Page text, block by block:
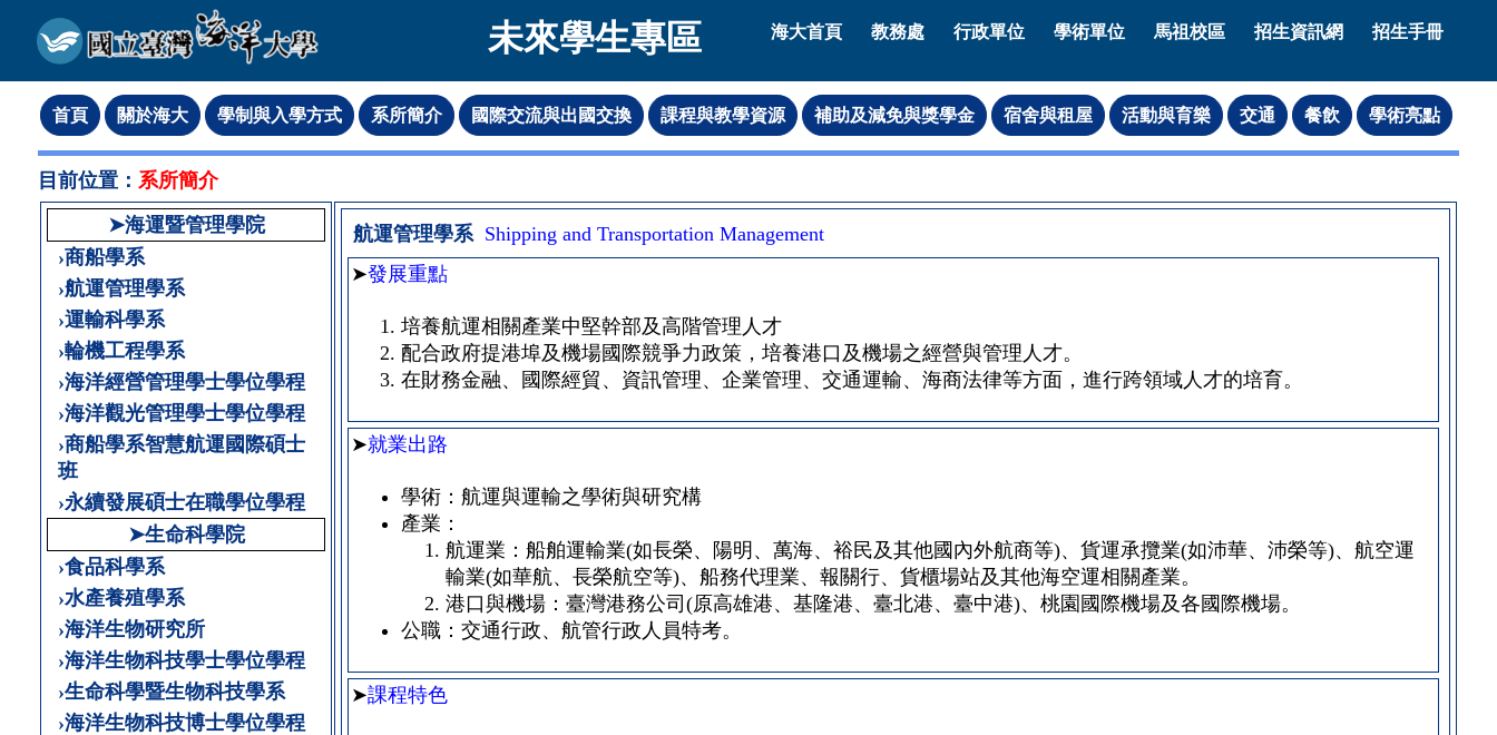
未來學生專區 海大首頁 教務處 行政單位 學術單位 馬祖校區 招生資訊網 招生手冊
目前位置： 系所簡介
➤海運暨管理學院
›商船學系
›航運管理學系
›運輸科學系
›輪機工程學系
›海洋經營管理學士學位學程
›海洋觀光管理學士學位學程
›商船學系智慧航運國際碩士
班
›永續發展碩士在職學位學程
➤生命科學院
›食品科學系
›水產養殖學系
›海洋生物研究所
›海洋生物科技學士學位學程
›生命科學暨生物科技學系
›海洋生物科技博士學位學程
航運管理學系 Shipping and Transportation Management
➤發展重點
培養航運相關產業中堅幹部及高階管理人才
配合政府提港埠及機場國際競爭力政策，培養港口及機場之經營與管理人才。
在財務金融、國際經貿、資訊管理、企業管理、交通運輸、海商法律等方面，進行跨領域人才的培育。
➤就業出路
學術：航運與運輸之學術與研究構
產業：
航運業：船舶運輸業(如長榮、陽明、萬海、裕民及其他國內外航商等)、貨運承攬業(如沛華、沛榮等)、航空運
輸業(如華航、長榮航空等)、船務代理業、報關行、貨櫃場站及其他海空運相關產業。
港口與機場：臺灣港務公司(原高雄港、基隆港、臺北港、臺中港)、桃園國際機場及各國際機場。
公職：交通行政、航管行政人員特考。
➤課程特色